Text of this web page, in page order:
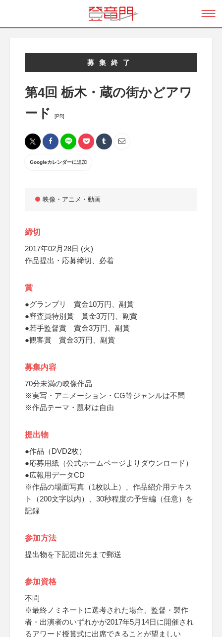
募集終了
第4回 栃木・蔵の街かどアワ
ード
[PR]
Googleカレンダーに追加
映像・アニメ・動画
締切
2017年02月28日 (火)
作品提出・応募締切、必着
賞
●グランプリ 賞金10万円、副賞
●審査員特別賞 賞金3万円、副賞
●若手監督賞 賞金3万円、副賞
●観客賞 賞金3万円、副賞
募集内容
70分未満の映像作品
※実写・アニメーション・CG等ジャンルは不問
※作品テーマ・題材は自由
提出物
●作品（DVD2枚）
●応募用紙（公式ホームページよりダウンロード）
●広報用データCD
※作品の場面写真（1枚以上）、作品紹介用テキス
ト（200文字以内）、30秒程度の予告編（任意）を
記録
参加方法
提出物を下記提出先まで郵送
参加資格
不問
※最終ノミネートに選考された場合、監督・製作
者・出演者のいずれかが2017年5月14日に開催され
るアワード授賞式に出席できることが望ましい